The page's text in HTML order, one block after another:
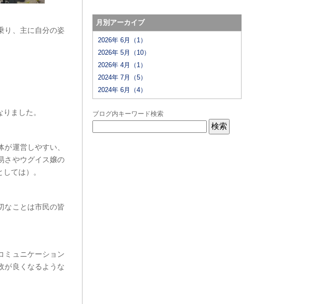
り、主に自分の姿
ました。
運営しやすい、
さやウグイス嬢の
ては）。
なことは市民の皆
ミュニケーション
が良くなるような
月別アーカイブ
2026年 6月（1）
2026年 5月（10）
2026年 4月（1）
2024年 7月（5）
2024年 6月（4）
ブログ内キーワード検索